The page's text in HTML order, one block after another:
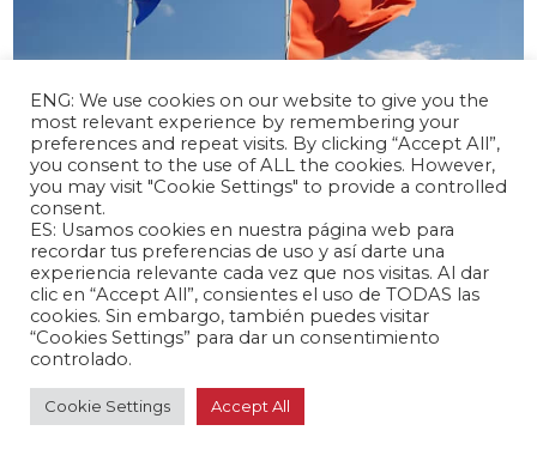
abril 17, 2024 /
El Salvador y China inician negociaciones
para un TLC
Latinoamérica 🌎
ENG: We use cookies on our website to give you the
most relevant experience by remembering your
preferences and repeat visits. By clicking “Accept All”,
you consent to the use of ALL the cookies. However,
you may visit "Cookie Settings" to provide a controlled
consent.
ES: Usamos cookies en nuestra página web para
recordar tus preferencias de uso y así darte una
experiencia relevante cada vez que nos visitas. Al dar
clic en “Accept All”, consientes el uso de TODAS las
cookies. Sin embargo, también puedes visitar
“Cookies Settings” para dar un consentimiento
controlado.
Cookie Settings Accept All